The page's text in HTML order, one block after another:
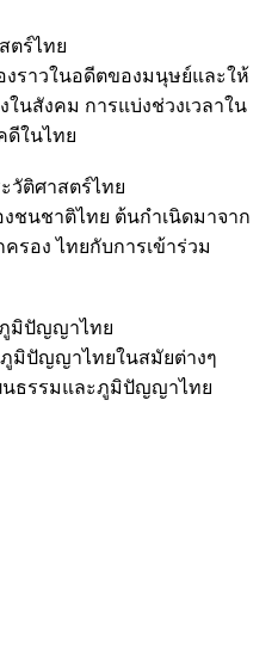
ตร์ไทย
งราวในอดีตของมนุษย์และให้
นสังคม การแบ่งช่วงเวลาใน
ดีในไทย
วัติศาสตร์ไทย
ชนชาติไทย ต้นกำเนิดมาจาก
รอง ไทยกับการเข้าร่วม
มิปัญญาไทย
มิปัญญาไทยในสมัยต่างๆ
ธรรมและภูมิปัญญาไทย